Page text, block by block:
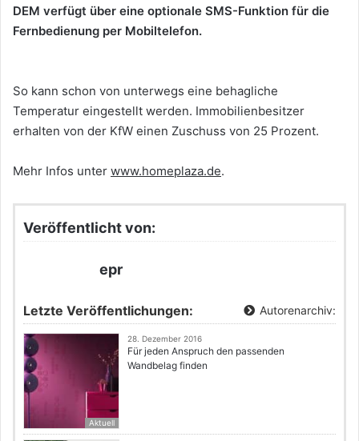
DEM verfügt über eine optionale SMS-Funktion für die
Fernbedienung per Mobiltelefon.
So kann schon von unterwegs eine behagliche
Temperatur eingestellt werden. Immobilienbesitzer
erhalten von der KfW einen Zuschuss von 25 Prozent.
Mehr Infos unter www.homeplaza.de.
Veröffentlicht von:
epr
Letzte Veröffentlichungen: Autorenarchiv:
Aktuell
28. Dezember 2016
Für jeden Anspruch den passenden
Wandbelag finden